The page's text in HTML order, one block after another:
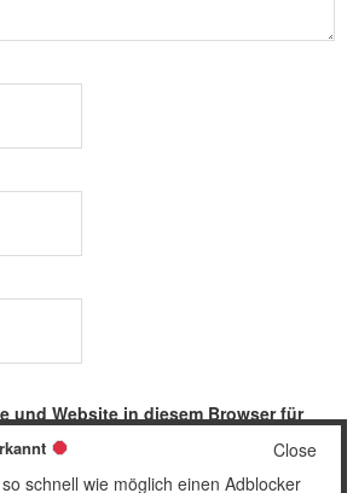
und Website in diesem Browser für
speichern.
Close
schnell wie möglich einen Adblocker